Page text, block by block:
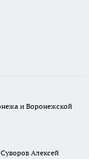
и Воронежской
Алексей